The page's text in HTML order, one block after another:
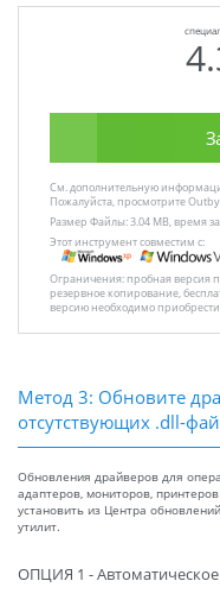
См. дополнительную
Пожалуйста, просмотрите
Размер Файлы: 3.04 MB, время
Этот инструмент совместим с:
Ограничения: пробная версия
резервное копирование,
версию необходимо
Метод 3: Обновите
отсутствующих .dll-
Обновления драйверов для
адаптеров, мониторов,
установить из Центра
утилит.
ОПЦИЯ 1 -